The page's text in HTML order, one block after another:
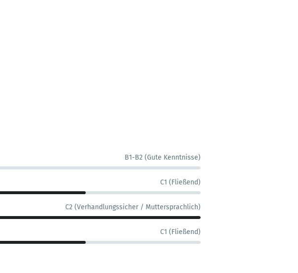
B1-B2 (Gute Kenntnisse)
C1 (Fließend)
C2 (Verhandlungssicher / Muttersprachlich)
C1 (Fließend)